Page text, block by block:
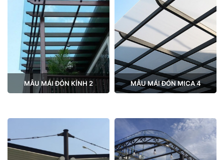
MẪU MÁI ĐÓN KÍNH 2 MẪU MÁI ĐÓN MICA 4